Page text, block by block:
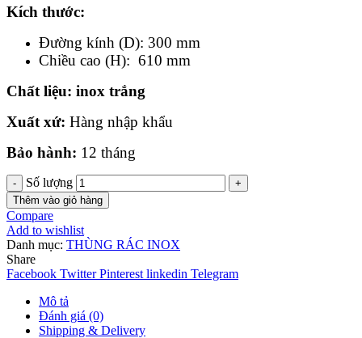
Kích thước:
Đường kính (D): 300 mm
Chiều cao (H): 610 mm
Chất liệu: inox trắng
Xuất xứ: Hàng nhập khẩu
Bảo hành: 12 tháng
Số lượng
Thêm vào giỏ hàng
Compare
Add to wishlist
Danh mục: THÙNG RÁC INOX
Share
Facebook Twitter Pinterest linkedin Telegram
Mô tả
Đánh giá (0)
Shipping & Delivery